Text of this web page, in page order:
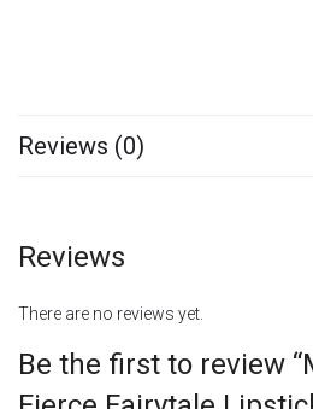
Reviews (0)
Reviews
There are no reviews yet.
Be the first to review